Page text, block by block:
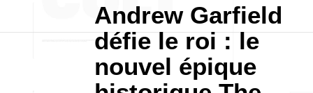
Andrew Garfield
défie le roi : le
nouvel épique